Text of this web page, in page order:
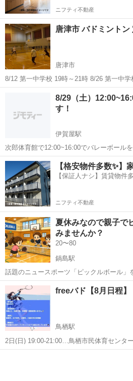
ニフティ不動産
唐津市 バドミントン
唐津市
8/12 第一中学校 19時～21時 8/26 第一中学校 19時～21時 バドミント
ンやります！ 初心者大歓迎です🔰 初回無料です！！ もし良けばお声
バドミントン
8/29（土）
す！
伊賀屋駅
次郎体育館で12:00~16:00でバレーボール
徴収しております！ 男性、女性、経験者、
気になる方質問からも
佐賀 神埼市 伊賀屋駅 バレーボ
【格安物件多数✨】
【保証人ナシ】賃貸物件
ニフティ不動産
夏休みなので親子で
みませんか？
20〜80
鍋島駅
話題のニュースポーツ「ピックルボール」
😊 まだ立ち上げたばかりのサークルなので、新しい仲間を募集してい
ます！ ✅ 初心者・未経験者大歓迎 ✅ 年齢・性別問いません ✅ 運動不
足解消や健康づくりにも...
佐賀 鍋島駅 スポーツ
freeバド【8月日程】
鳥栖駅
⁡2日(日) 19:00-21:00…鳥栖市民体育センター 6日(木) 19:00-22:00…鳥栖
市民体育館(サブ) 9日(日) 15:00-18:00…鳥栖市民体育館 11日(火) 20:00-